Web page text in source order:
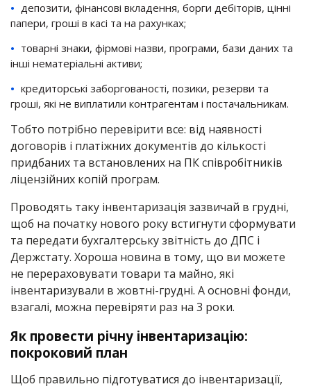
депозити, фінансові вкладення, борги дебіторів, цінні
папери, гроші в касі та на рахунках;
товарні знаки, фірмові назви, програми, бази даних та
інші нематеріальні активи;
кредиторські заборгованості, позики, резерви та
гроші, які не виплатили контрагентам і постачальникам.
Тобто потрібно перевірити все: від наявності
договорів і платіжних документів до кількості
придбаних та встановлених на ПК співробітників
ліцензійних копій програм.
Проводять таку інвентаризація зазвичай в грудні,
щоб на початку нового року встигнути сформувати
та передати бухгалтерську звітність до ДПС і
Держстату. Хороша новина в тому, що ви можете
не перераховувати товари та майно, які
інвентаризували в жовтні-грудні. А основні фонди,
взагалі, можна перевіряти раз на 3 роки.
Як провести річну інвентаризацію:
покроковий план
Щоб правильно підготуватися до інвентаризації,